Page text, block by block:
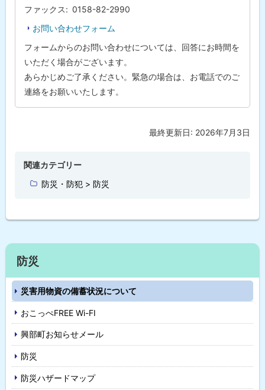
ファックス
0158-82-2990
お問い合わせフォーム
フォームからのお問い合わせについては、回答にお時間を
いただく場合がございます。
あらかじめご了承ください。緊急の場合は、お電話でのご
連絡をお願いいたします。
最終更新日: 2026年7月3日
関連カテゴリー
防災・防犯 > 防災
防災
災害用物資の備蓄状況について
おこっぺFREE Wi-FI
興部町お知らせメール
防災
防災ハザードマップ